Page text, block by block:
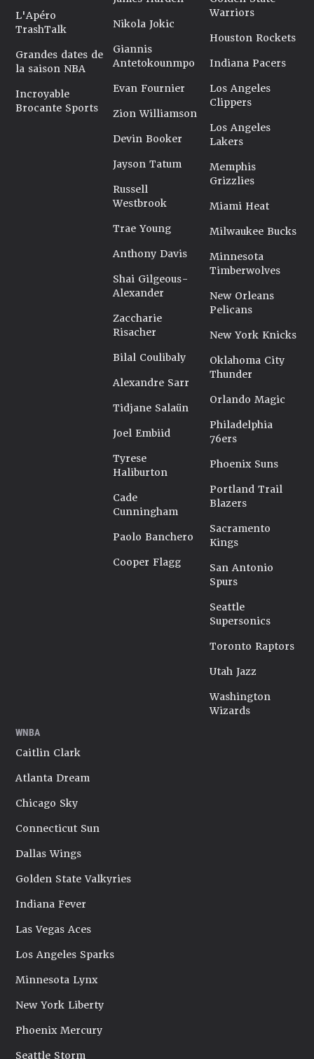
L'Apéro
TrashTalk
Grandes dates de
la saison NBA
Incroyable
Brocante Sports
Nikola Jokic
Giannis
Antetokounmpo
Evan Fournier
Zion Williamson
Devin Booker
Jayson Tatum
Russell
Westbrook
Trae Young
Anthony Davis
Shai Gilgeous-
Alexander
Zaccharie
Risacher
Bilal Coulibaly
Alexandre Sarr
Tidjane Salaün
Joel Embiid
Tyrese
Haliburton
Cade
Cunningham
Paolo Banchero
Cooper Flagg
Warriors
Houston Rockets
Indiana Pacers
Los Angeles
Clippers
Los Angeles
Lakers
Memphis
Grizzlies
Miami Heat
Milwaukee Bucks
Minnesota
Timberwolves
New Orleans
Pelicans
New York Knicks
Oklahoma City
Thunder
Orlando Magic
Philadelphia
76ers
Phoenix Suns
Portland Trail
Blazers
Sacramento
Kings
San Antonio
Spurs
Seattle
Supersonics
Toronto Raptors
Utah Jazz
Washington
Wizards
WNBA
Caitlin Clark
Atlanta Dream
Chicago Sky
Connecticut Sun
Dallas Wings
Golden State Valkyries
Indiana Fever
Las Vegas Aces
Los Angeles Sparks
Minnesota Lynx
New York Liberty
Phoenix Mercury
Seattle Storm